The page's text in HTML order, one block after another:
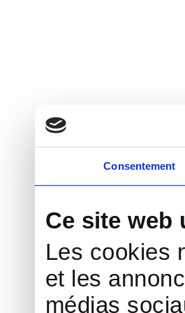
Consentement
Ce site web
Les cookies
et les
médias